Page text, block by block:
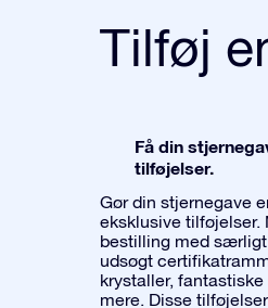
Tilføj
Få din
tilføjelser.
Gør din stjernegave
eksklusive tilføjelser.
bestilling med
udsøgt
krystaller,
mere. Disse